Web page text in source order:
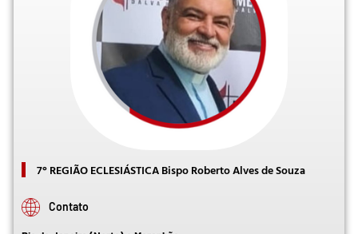
7° REGIÃO ECLESIÁSTICA Bispo Roberto Alves de Souza
Contato